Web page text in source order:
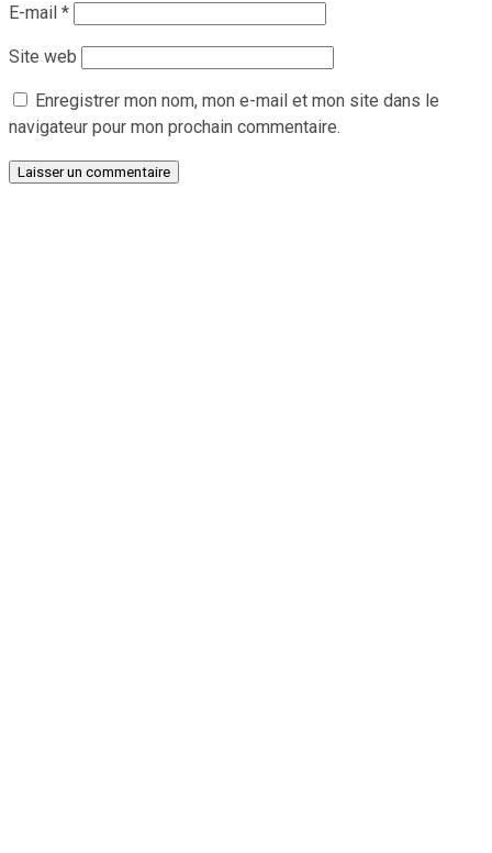
E-mail *
Site web
Enregistrer mon nom, mon e-mail et mon site dans le
navigateur pour mon prochain commentaire.